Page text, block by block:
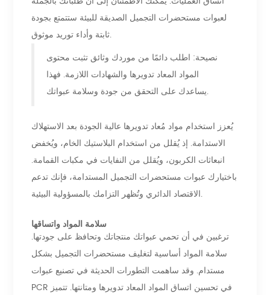
لعبوات مستحضرات التجميل الصديقة للبيئة ستتمتع بجودة
ثابتة وأداء توريد موثوق.
نصيحة: اطلب دائمًا من موردك وثائق تثبت محتوى
المواد المعاد تدويرها والشهادات اللازمة. فهذا
يساعدك على التحقق من جودة وسلامة عبواتك.
يُعزز استخدام مواد مُعاد تدويرها عالية الجودة بعد الاستهلاك
الاستدامة. إذ يُقلل من استخدام البلاستيك الخام، ويُخفض
انبعاثات الكربون، ويُقلل من النفايات في مكبات القمامة.
باختيارك عبوات مستحضرات التجميل المستدامة، فإنك تدعم
الاقتصاد الدائري وتُظهر التزامك بالمسؤولية البيئية.
سلامة المواد واتساقها
ترغبين في أن تحمي عبواتك منتجاتك وتحافظ على جودتها.
سلامة المواد أساسية لتغليف مستحضرات التجميل بشكل
مستدام. وقد ساهمت التطورات الحديثة في تصنيع عبوات
PCR في تحسين اتساق المواد المعاد تدويرها ومتانتها. تتميز